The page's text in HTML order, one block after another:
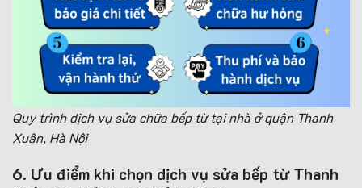
Quy trình dịch vụ sửa chữa bếp từ tại nhà ở quận Thanh
Xuân, Hà Nội
6. Ưu điểm khi chọn dịch vụ sửa bếp từ Thanh